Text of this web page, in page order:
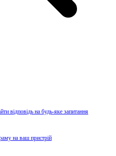
відповідь на будь-яке запитання
на ваш пристрій